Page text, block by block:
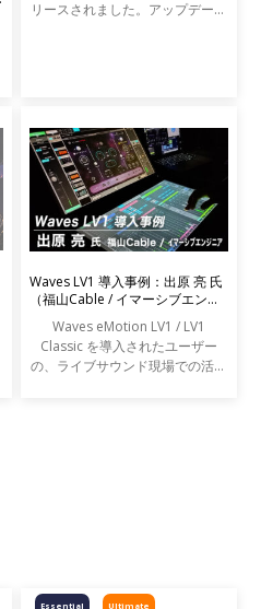
リースされました。アップデート
Waves LV1 導入事例：出原 亮 氏
（福山Cable / イマーシブエンジ
Waves eMotion LV1 / LV1
Classic を導入されたユーザー
の、ライブサウンド現場での活用
Ultimate
Essential